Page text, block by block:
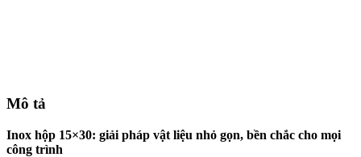
Mô tả
Inox hộp 15×30: giải pháp vật liệu nhỏ gọn, bền chắc cho mọi
công trình